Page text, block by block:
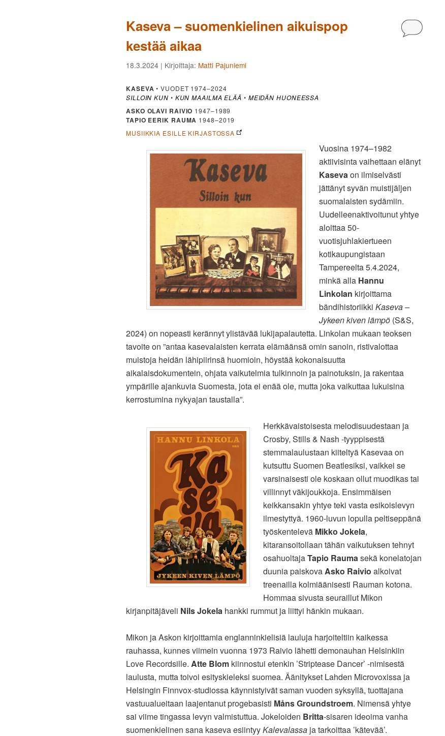
Kaseva – suomenkielinen aikuispop
kestää aikaa
Kommentoi
18.3.2024 | Kirjoittaja: Matti Pajuniemi
KASEVA • VUODET 1974–2024
SILLOIN KUN • KUN MAAILMA ELÄÄ • MEIDÄN HUONEESSA
ASKO OLAVI RAIVIO 1947–1989
TAPIO EERIK RAUMA 1948–2019
MUSIIKKIA ESILLE KIRJASTOSSA
Vuosina 1974–1982
aktiivisinta vaihettaan elänyt
Kasevaon ilmiselvästi
jättänyt syvän muistijäljen
suomalaisten sydämiin.
Uudelleenaktivoitunut yhtye
aloittaa 50-
vuotisjuhlakiertueen
kotikaupungistaan
Tampereelta 5.4.2024,
minkä alla Hannu
Linkolan kirjoittama
bändihistoriikki Kaseva –
Jykeen kiven lämpö (S&S,
2024) on nopeasti kerännyt ylistävää lukijapalautetta. Linkolan mukaan teoksen
tavoite on ”antaa kasevalaisten kerrata elämäänsä omin sanoin, ristivalottaa
muistoja heidän lähipiirinsä huomioin, höystää kokonaisuutta
aikalaisdokumentein, ohjata vaikutelmia tulkinnoin ja painotuksin, ja rakentaa
ympärille ajankuvia Suomesta, jota ei enää ole, mutta joka vaikuttaa lukuisina
kerrostumina nykyajan taustalla”.
Herkkävaistoisesta melodisuudestaan ja
Crosby, Stills & Nash -tyyppisestä
stemmalaulustaan kiiteltyä Kasevaa on
kutsuttu Suomen Beatlesiksi, vaikkei se
varsinaisesti ole koskaan ollut muodikas tai
villinnyt väkijoukkoja. Ensimmäisen
keikkansakin yhtye teki vasta esikoislevyn
ilmestyttyä. 1960-luvun lopulla peltiseppänä
työskentelevä Mikko Jokela,
kitaransoitollaan tähän vaikutuksen tehnyt
osahuoltajaTapio Raumasekä konelatojan
duunia paiskovaAsko Raivio alkoivat
treenailla kolmiäänisesti Rauman kotona.
Hommaa sivusta seuraillut Mikon
kirjanpitäjäveli Nils Jokela hankki rummut ja liittyi hänkin mukaan.
Mikon ja Askon kirjoittamia englanninkielisiä lauluja harjoiteltiin kaikessa
rauhassa, kunnes viimein vuonna 1973 Raivio lähetti demonauhan Helsinkiin
Love Recordsille. Atte Blom kiinnostui etenkin ’Striptease Dancer’ -nimisestä
laulusta, mutta toivoi esityskieleksi suomea. Äänitykset Lahden Microvoxissa ja
Helsingin Finnvox-studiossa käynnistyivät saman vuoden syksyllä, tuottajana
vastuualueitaan laajentanut progebasisti Måns Groundstroem. Nimensä yhtye
sai viime tingassa levyn valmistuttua. Jokeloiden Britta-sisaren ideoima vanha
suomenkielinen sana kaseva esiintyyKalevalassa ja tarkoittaa ’kätevää’.